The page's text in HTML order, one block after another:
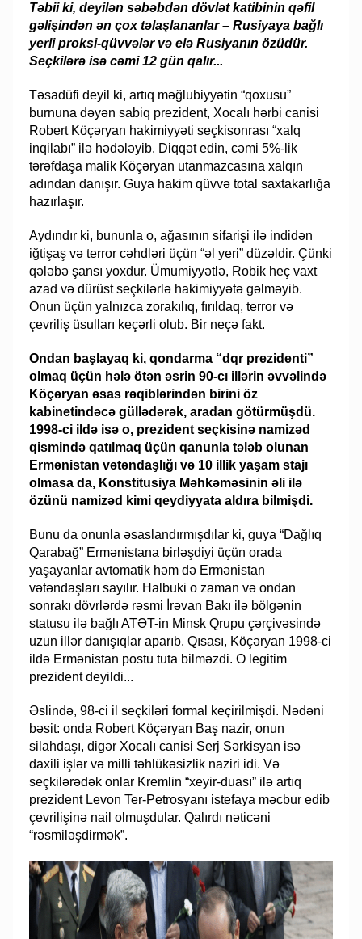
Təbii ki, deyilən səbəbdən dövlət katibinin qəfil
gəlişindən ən çox təlaşlananlar – Rusiyaya bağlı
yerli proksi-qüvvələr və elə Rusiyanın özüdür.
Seçkilərə isə cəmi 12 gün qalır...
Təsadüfi deyil ki, artıq məğlubiyyətin “qoxusu”
burnuna dəyən sabiq prezident, Xocalı hərbi canisi
Robert Köçəryan hakimiyyəti seçkisonrası “xalq
inqilabı” ilə hədələyib. Diqqət edin, cəmi 5%-lik
tərəfdaşa malik Köçəryan utanmazcasına xalqın
adından danışır. Guya hakim qüvvə total saxtakarlığa
hazırlaşır.
Aydındır ki, bununla o, ağasının sifarişi ilə indidən
iğtişaş və terror cəhdləri üçün “əl yeri” düzəldir. Çünki
qələbə şansı yoxdur. Ümumiyyətlə, Robik heç vaxt
azad və dürüst seçkilərlə hakimiyyətə gəlməyib.
Onun üçün yalnızca zorakılıq, fırıldaq, terror və
çevriliş üsulları keçərli olub. Bir neçə fakt.
Ondan başlayaq ki, qondarma “dqr prezidenti”
olmaq üçün hələ ötən əsrin 90-cı illərin əvvəlində
Köçəryan əsas rəqiblərindən birini öz
kabinetindəcə güllədərək, aradan götürmüşdü.
1998-ci ildə isə o, prezident seçkisinə namizəd
qismində qatılmaq üçün qanunla tələb olunan
Ermənistan vətəndaşlığı və 10 illik yaşam stajı
olmasa da, Konstitusiya Məhkəməsinin əli ilə
özünü namizəd kimi qeydiyyata aldıra bilmişdi.
Bunu da onunla əsaslandırmışdılar ki, guya “Dağlıq
Qarabağ” Ermənistana birləşdiyi üçün orada
yaşayanlar avtomatik həm də Ermənistan
vətəndaşları sayılır. Halbuki o zaman və ondan
sonrakı dövrlərdə rəsmi İrəvan Bakı ilə bölgənin
statusu ilə bağlı ATƏT-in Minsk Qrupu çərçivəsində
uzun illər danışıqlar aparıb. Qısası, Köçəryan 1998-ci
ildə Ermənistan postu tuta bilməzdi. O legitim
prezident deyildi...
Əslində, 98-ci il seçkiləri formal keçirilmişdi. Nədəni
bəsit: onda Robert Köçəryan Baş nazir, onun
silahdaşı, digər Xocalı canisi Serj Sərkisyan isə
daxili işlər və milli təhlükəsizlik naziri idi. Və
seçkilərədək onlar Kremlin “xeyir-duası” ilə artıq
prezident Levon Ter-Petrosyanı istefaya məcbur edib
çevrilişinə nail olmuşdular. Qalırdı nəticəni
“rəsmiləşdirmək”.